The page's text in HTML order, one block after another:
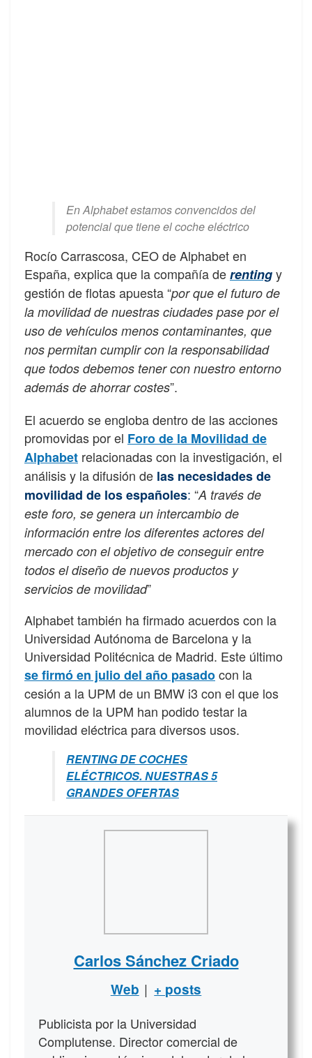
En Alphabet estamos convencidos del
potencial que tiene el coche eléctrico
Rocío Carrascosa, CEO de Alphabet en
España, explica que la compañía derentingy
gestión de flotas apuesta “por que el futuro de
la movilidad de nuestras ciudades pase por el
uso de vehículos menos contaminantes, que
nos permitan cumplir con la responsabilidad
que todos debemos tener con nuestro entorno
además de ahorrar costes”.
El acuerdo se engloba dentro de las acciones
promovidas por el Foro de la Movilidad de
Alphabet relacionadas con la investigación, el
análisis y la difusión de las necesidades de
movilidad de los españoles: “A través de
este foro, se genera un intercambio de
información entre los diferentes actores del
mercado con el objetivo de conseguir entre
todos el diseño de nuevos productos y
servicios de movilidad”
Alphabet también ha firmado acuerdos con la
Universidad Autónoma de Barcelona y la
Universidad Politécnica de Madrid. Este último
se firmó en julio del año pasadocon la
cesión a la UPM de un BMW i3 con el que los
alumnos de la UPM han podido testar la
movilidad eléctrica para diversos usos.
RENTING DE COCHES
ELÉCTRICOS. NUESTRAS 5
GRANDES OFERTAS
Carlos Sánchez Criado
Web | + posts
Publicista por la Universidad
Complutense. Director comercial de